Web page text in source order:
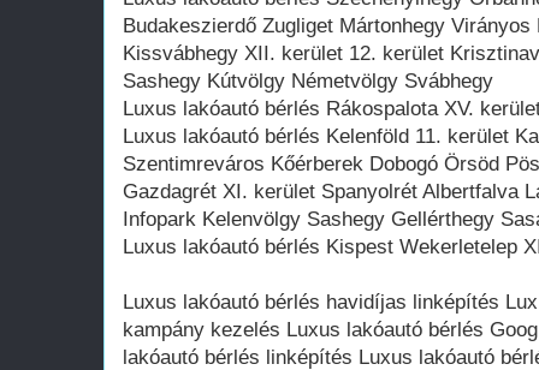
Budakeszierdő Zugliget Mártonhegy
Kissvábhegy XII. kerület 12. kerület
Sashegy Kútvölgy Németvölgy Svábhegy
Luxus lakóautó bérlés Rákospalota XV.
Luxus lakóautó bérlés Kelenföld 11. kerület
Szentimreváros Kőérberek Dobogó Örsöd
Gazdagrét XI. kerület Spanyolrét Albertfalva
Infopark Kelenvölgy Sashegy Gellérthegy
Luxus lakóautó bérlés Kispest Wekerletelep
Luxus lakóautó bérlés havidíjas linképítés
kampány kezelés Luxus lakóautó bérlés
lakóautó bérlés linképítés Luxus lakóautó